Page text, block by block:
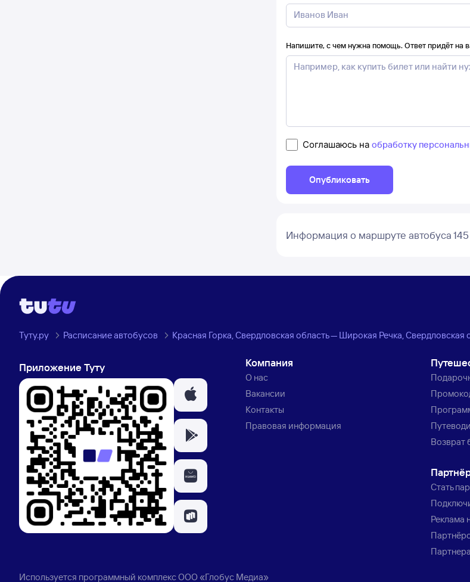
Напишите, с чем нужна помощь. Ответ придёт на
Соглашаюсь на обработку
Опубликовать
Информация о маршруте автобуса
Туту.ру Расписание автобусов Красная Горка, Свердловская область — Широкая Речка, Свердловская
Приложение Туту Компания
О нас
Вакансии
Контакты
Правовая информация
Возврат
Стать
Реклама
Используется программный комплексООО «Глобус Медиа»